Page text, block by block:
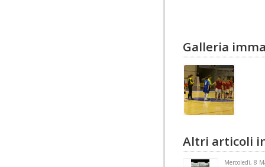
Galleria
Altri articoli
Mercoledì, 8